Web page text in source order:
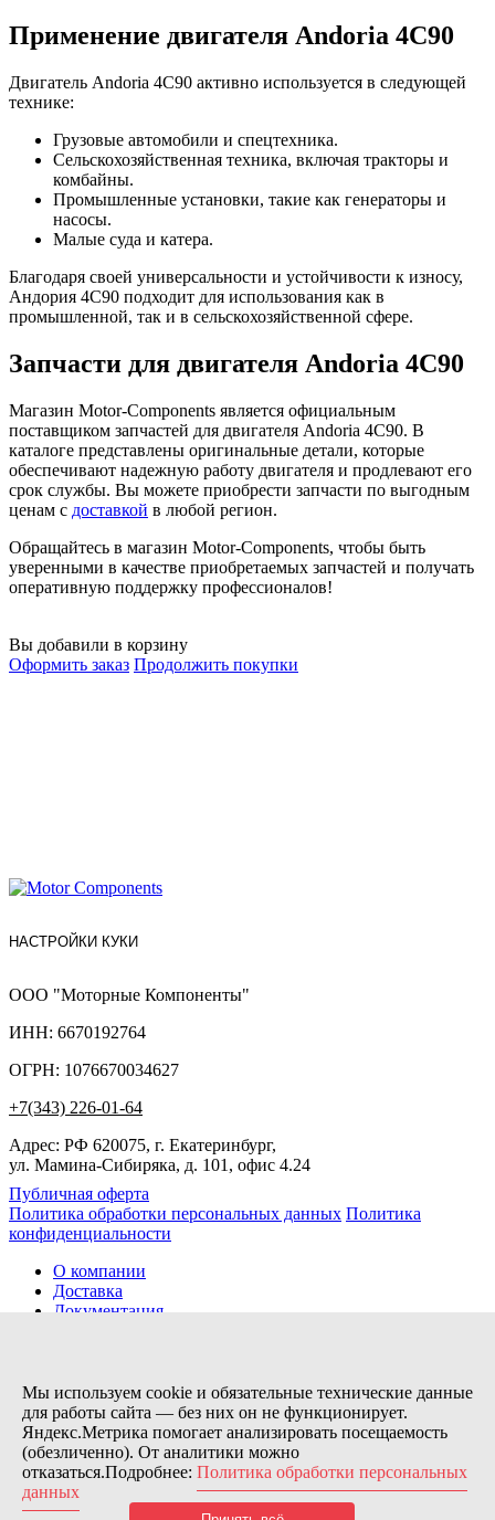
Применение двигателя Andoria 4C90
Двигатель Andoria 4C90 активно используется в следующей
технике:
Грузовые автомобили и спецтехника.
Сельскохозяйственная техника, включая тракторы и
комбайны.
Промышленные установки, такие как генераторы и
насосы.
Малые суда и катера.
Благодаря своей универсальности и устойчивости к износу,
Андория 4C90 подходит для использования как в
промышленной, так и в сельскохозяйственной сфере.
Запчасти для двигателя Andoria 4C90
Магазин Motor-Components является официальным
поставщиком запчастей для двигателя Andoria 4C90. В
каталоге представлены оригинальные детали, которые
обеспечивают надежную работу двигателя и продлевают его
срок службы. Вы можете приобрести запчасти по выгодным
ценам с доставкой в любой регион.
Обращайтесь в магазин Motor-Components, чтобы быть
уверенными в качестве приобретаемых запчастей и получать
оперативную поддержку профессионалов!
Вы добавили в корзину
Оформить заказ Продолжить покупки
НАСТРОЙКИ КУКИ
ООО "Моторные Компоненты"
ИНН: 6670192764
ОГРН: 1076670034627
+7(343) 226-01-64
Адрес: РФ 620075, г. Екатеринбург,
ул. Мамина-Сибиряка, д. 101, офис 4.24
Публичная оферта
Политика обработки персональных данных Политика
конфиденциальности
О компании
Доставка
Документация
Контакты
Заказов сегодня / Всего
14
11154
Нас можно найти тут:
Мы используем cookie и обязательные технические данные
для работы сайта — без них он не функционирует.
Яндекс.Метрика помогает анализировать посещаемость
(обезличенно). От аналитики можно
отказаться.Подробнее: Политика обработки персональных
данных